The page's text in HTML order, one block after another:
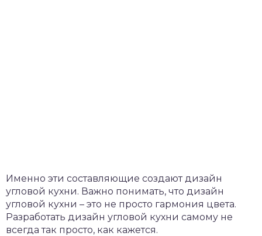
Именно эти составляющие создают дизайн
угловой кухни. Важно понимать, что дизайн
угловой кухни – это не просто гармония цвета.
Разработать дизайн угловой кухни самому не
всегда так просто, как кажется.